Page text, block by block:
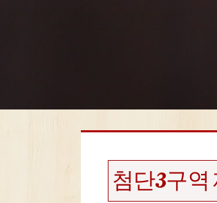
첨단3구역